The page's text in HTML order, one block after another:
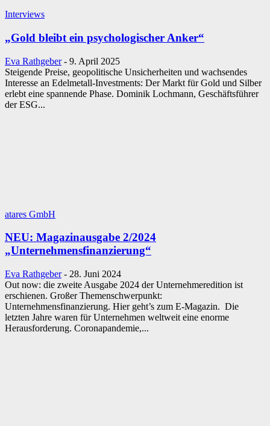
Interviews
„Gold bleibt ein psychologischer Anker“
Eva Rathgeber - 9. April 2025
Steigende Preise, geopolitische Unsicherheiten und wachsendes
Interesse an Edelmetall-Investments: Der Markt für Gold und Silber
erlebt eine spannende Phase. Dominik Lochmann, Geschäftsführer
der ESG...
atares GmbH
NEU: Magazinausgabe 2/2024
„Unternehmensfinanzierung“
Eva Rathgeber - 28. Juni 2024
Out now: die zweite Ausgabe 2024 der Unternehmeredition ist
erschienen. Großer Themenschwerpunkt:
Unternehmensfinanzierung. Hier geht’s zum E-Magazin. Die
letzten Jahre waren für Unternehmen weltweit eine enorme
Herausforderung. Coronapandemie,...